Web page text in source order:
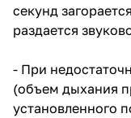
секунд
раздается
- При
(объем дыхания
установленного